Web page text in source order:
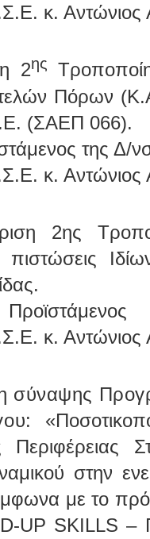
κ.
2ης
Πόρων
(ΣΑΕΠ 066).
της Δ/
κ.
2ης
κ.
σύναψης
«
Περιφέρειας
στην
με το
-UP SKILLS –